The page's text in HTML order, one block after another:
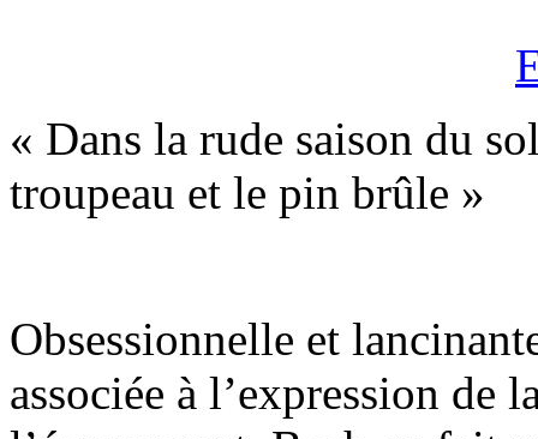
« Dans la rude saison du
troupeau et le pin brûle »
Obsessionnelle et
associée à l’expression de